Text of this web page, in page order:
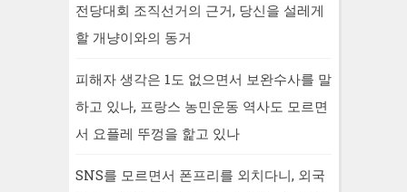
전당대회 조직선거의 근거, 당신을 설레게
할 개냥이와의 동거
피해자 생각은 1도 없으면서 보완수사를 말
하고 있나, 프랑스 농민운동 역사도 모르면
서 요플레 뚜껑을 핥고 있나
SNS를 모르면서 폰프리를 외치다니, 외국